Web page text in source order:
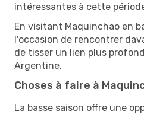
intéressantes à cette
En visitant Maquinchao en
l'occasion de rencontrer
de tisser un lien plus
Argentine.
Choses à faire à
La basse saison offre une